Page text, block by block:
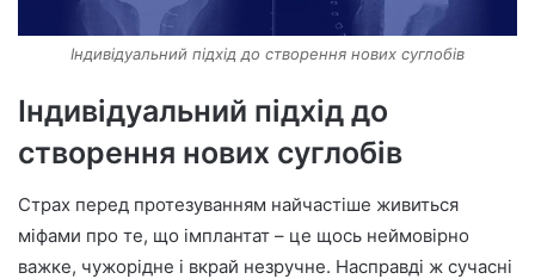
Індивідуальний підхід до створення нових суглобів
Індивідуальний підхід до
створення нових суглобів
Страх перед протезуванням найчастіше живиться
міфами про те, що імплантат – це щось неймовірно
важке, чужорідне і вкрай незручне. Насправді ж сучасні